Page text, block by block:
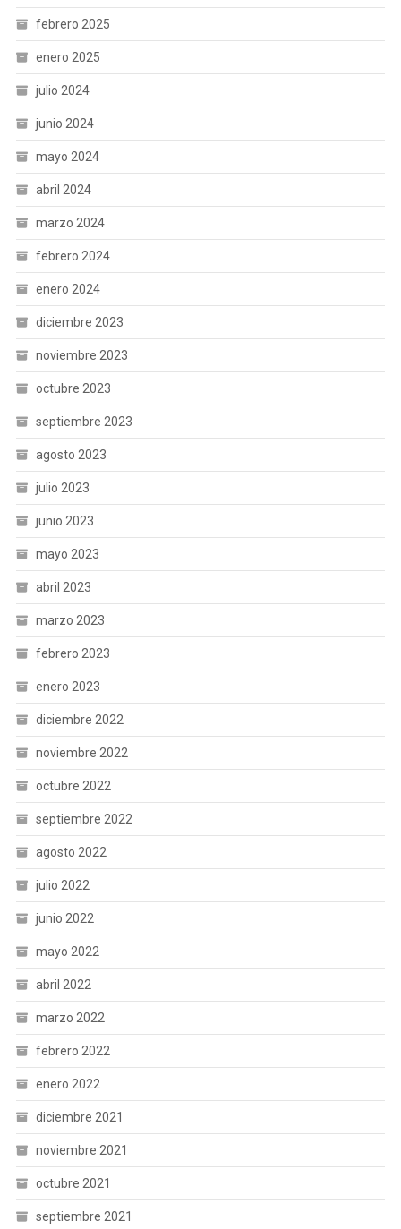
febrero 2025
enero 2025
julio 2024
junio 2024
mayo 2024
abril 2024
marzo 2024
febrero 2024
enero 2024
diciembre 2023
noviembre 2023
octubre 2023
septiembre 2023
agosto 2023
julio 2023
junio 2023
mayo 2023
abril 2023
marzo 2023
febrero 2023
enero 2023
diciembre 2022
noviembre 2022
octubre 2022
septiembre 2022
agosto 2022
julio 2022
junio 2022
mayo 2022
abril 2022
marzo 2022
febrero 2022
enero 2022
diciembre 2021
noviembre 2021
octubre 2021
septiembre 2021